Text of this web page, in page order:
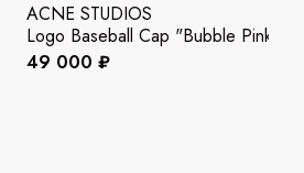
ACNE STUDIOS
Logo Baseball Cap "Bubble Pink"
49 000 ₽